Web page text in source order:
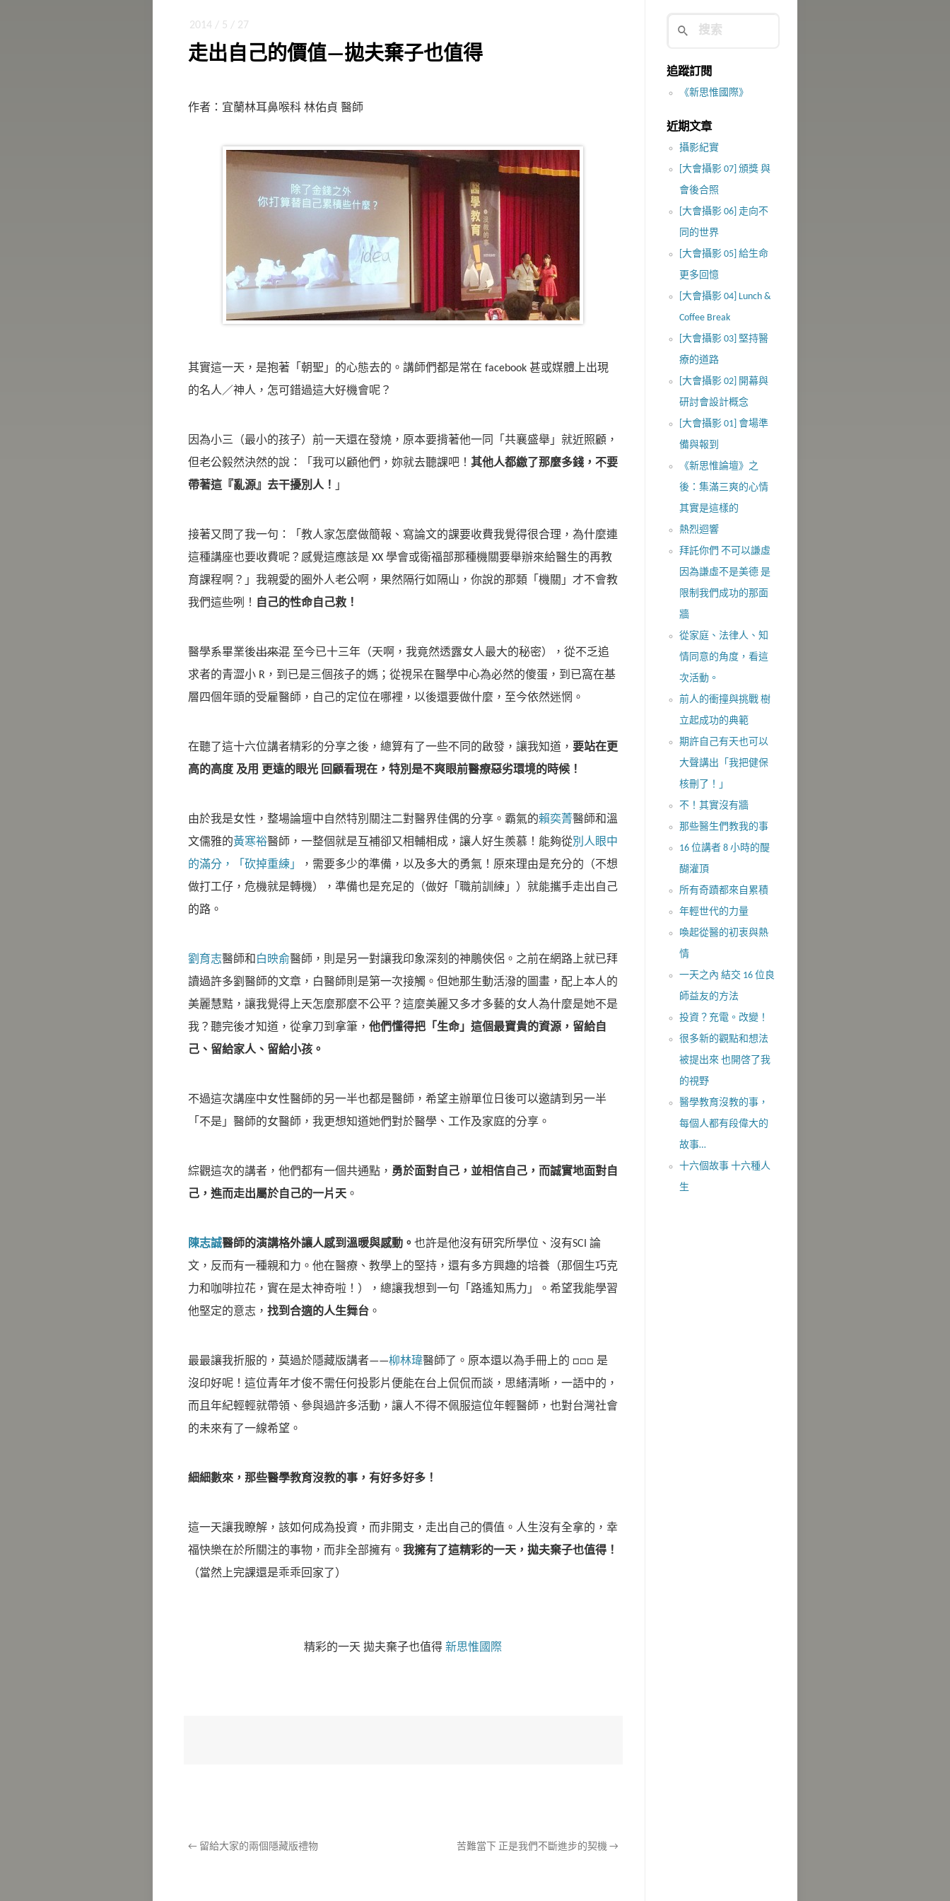
2014 / 5 / 27
走出自己的價值—拋夫棄子也值得
作者：宜蘭林耳鼻喉科 林佑貞 醫師
其實這一天，是抱著「朝聖」的心態去的。講師們都是常在 facebook 甚或媒體上出現
的名人／神人，怎可錯過這大好機會呢？
因為小三（最小的孩子）前一天還在發燒，原本要揹著他一同「共襄盛舉」就近照顧，
但老公毅然決然的說：「我可以顧他們，妳就去聽課吧！ 其他人都繳了那麼多錢，不要
帶著這『亂源』去干擾別人！
」
接著又問了我一句：「教人家怎麼做簡報、寫論文的課要收費我覺得很合理，為什麼連
這種講座也要收費呢？感覺這應該是 XX 學會或衛福部那種機關要舉辦來給醫生的再教
育課程啊？」我親愛的圈外人老公啊，果然隔行如隔山，你說的那類「機關」才不會教
我們這些咧！
自己的性命自己救！
醫學系畢業後出來混 至今已十三年（天啊，我竟然透露女人最大的秘密），從不乏追
求者的青澀小 R，到已是三個孩子的媽；從視呆在醫學中心為必然的傻蛋，到已窩在基
層四個年頭的受雇醫師，自己的定位在哪裡，以後還要做什麼，至今依然迷惘。
在聽了這十六位講者精彩的分享之後，總算有了一些不同的啟發，讓我知道， 要站在更
高的高度 及用 更遠的眼光 回顧看現在，特別是不爽眼前醫療惡劣環境的時候！
由於我是女性，整場論壇中自然特別關注二對醫界佳偶的分享。霸氣的賴奕菁醫師和溫
文儒雅的黃寒裕醫師，一整個就是互補卻又相輔相成，讓人好生羨慕！能夠從別人眼中
的滿分，「砍掉重練」
，需要多少的準備，以及多大的勇氣！原來理由是充分的（不想
做打工仔，危機就是轉機），準備也是充足的（做好「職前訓練」）就能攜手走出自己
的路。
劉育志醫師和 白映俞醫師，則是另一對讓我印象深刻的神鵰俠侶。之前在網路上就已拜
讀過許多劉醫師的文章，白醫師則是第一次接觸。但她那生動活潑的圖畫，配上本人的
美麗慧黠，讓我覺得上天怎麼那麼不公平？這麼美麗又多才多藝的女人為什麼是她不是
我？聽完後才知道，從拿刀到拿筆， 他們懂得把「生命」這個最寶貴的資源，留給自
己、留給家人、留給小孩。
不過這次講座中女性醫師的另一半也都是醫師，希望主辦單位日後可以邀請到另一半
「不是」醫師的女醫師，我更想知道她們對於醫學、工作及家庭的分享。
綜觀這次的講者，他們都有一個共通點， 勇於面對自己，並相信自己，而誠實地面對自
己，進而走出屬於自己的一片天 。
陳志誠醫師的演講格外讓人感到溫暖與感動。 也許是他沒有研究所學位、沒有SCI 論
文，反而有一種親和力。他在醫療、教學上的堅持，還有多方興趣的培養（那個生巧克
力和咖啡拉花，實在是太神奇啦！），總讓我想到一句「路遙知馬力」。希望我能學習
他堅定的意志， 找到合適的人生舞台 。
最最讓我折服的，莫過於隱藏版講者——柳林瑋醫師了。原本還以為手冊上的 □□□ 是
沒印好呢！這位青年才俊不需任何投影片便能在台上侃侃而談，思緒清晰，一語中的，
而且年紀輕輕就帶領、參與過許多活動，讓人不得不佩服這位年輕醫師，也對台灣社會
的未來有了一線希望。
細細數來，那些醫學教育沒教的事，有好多好多！
這一天讓我瞭解，該如何成為投資，而非開支，走出自己的價值。人生沒有全拿的，幸
福快樂在於所關注的事物，而非全部擁有。 我擁有了這精彩的一天，拋夫棄子也值得！
（當然上完課還是乖乖回家了）
精彩的一天 拋夫棄子也值得新思惟國際
← 留給大家的兩個隱藏版禮物 苦難當下 正是我們不斷進步的契機 →
追蹤訂閱
《新思惟國際》
近期文章
攝影紀實
[大會攝影 07] 頒獎 與
會後合照
[大會攝影 06] 走向不
同的世界
[大會攝影 05] 給生命
更多回憶
[大會攝影 04] Lunch &
Coffee Break
[大會攝影 03] 堅持醫
療的道路
[大會攝影 02] 開幕與
研討會設計概念
[大會攝影 01] 會場準
備與報到
《新思惟論壇》之
後：集滿三爽的心情
其實是這樣的
熱烈迴響
拜託你們 不可以謙虛
因為謙虛不是美德 是
限制我們成功的那面
牆
從家庭、法律人、知
情同意的角度，看這
次活動。
前人的衝撞與挑戰 樹
立起成功的典範
期許自己有天也可以
大聲講出「我把健保
核刪了！」
不！其實沒​有牆
那些醫生們教我的事
16 位講者 8 小時的醍
醐灌頂
所有奇蹟都來自累積
年輕世代的力量
喚起從醫的初衷與熱
情
一天之內 結交 16 位良
師益友的方法
投資？充電。改變！
很多新的觀點和想法
被提出來 也開啓了我
的視野
醫學教育沒教的事，
每個人都有段偉大的
故事…
十六個故事 十六種人
生